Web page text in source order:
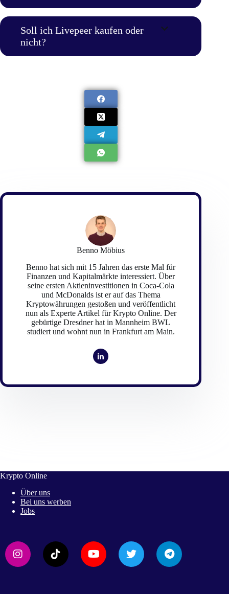
Soll ich Livepeer kaufen oder
nicht?
Benno Möbius
Benno hat sich mit 15 Jahren das erste Mal für
Finanzen und Kapitalmärkte interessiert. Über
seine ersten Aktieninvestitionen in Coca-Cola
und McDonalds ist er auf das Thema
Kryptowährungen gestoßen und veröffentlicht
nun als Experte Artikel für Krypto Online. Der
gebürtige Dresdner hat in Mannheim BWL
studiert und wohnt nun in Frankfurt am Main.
Krypto Online
Über uns
Bei uns werben
Jobs